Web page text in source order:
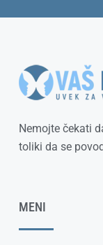
Nemojte čekati
toliki da se
MENI